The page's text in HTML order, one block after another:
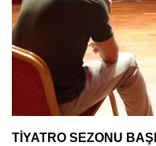
TİYATRO SEZONU